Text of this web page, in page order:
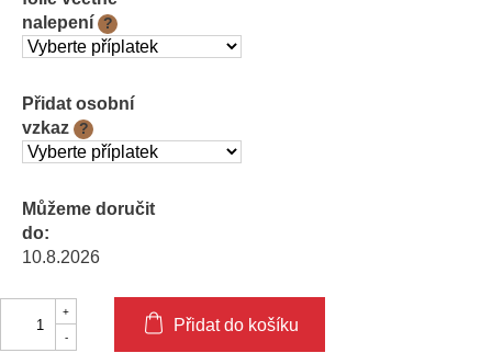
nalepení
?
Přidat osobní
vzkaz
?
Můžeme doručit
do:
10.8.2026
Přidat do košíku